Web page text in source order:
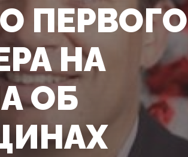
ПЕРВОГО
НА
ОБ